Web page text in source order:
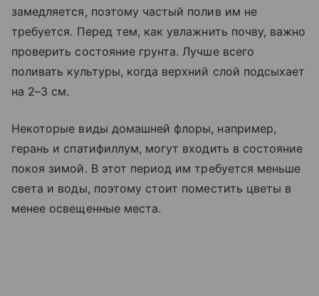
замедляется, поэтому частый полив им не
требуется. Перед тем, как увлажнить почву, важно
проверить состояние грунта. Лучше всего
поливать культуры, когда верхний слой подсыхает
на 2–3 см.
Некоторые виды домашней флоры, например,
герань и спатифиллум, могут входить в состояние
покоя зимой. В этот период им требуется меньше
света и воды, поэтому стоит поместить цветы в
менее освещенные места.